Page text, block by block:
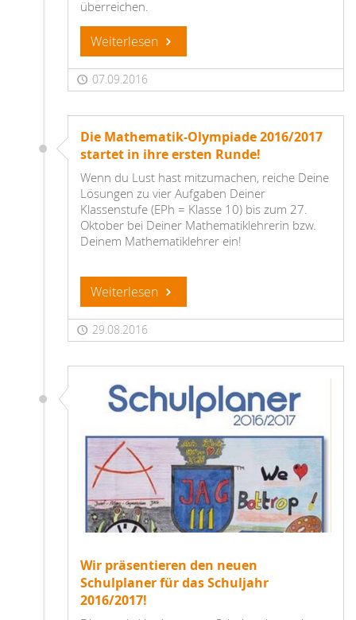
überreichen.
Weiterlesen
07.09.2016
Die Mathematik-Olympiade 2016/2017
startet in ihre ersten Runde!
Wenn du Lust hast mitzumachen, reiche Deine
Lösungen zu vier Aufgaben Deiner
Klassenstufe (EPh = Klasse 10) bis zum 27.
Oktober bei Deiner Mathematiklehrerin bzw.
Deinem Mathematiklehrer ein!
Weiterlesen
29.08.2016
Wir präsentieren den neuen
Schulplaner für das Schuljahr
2016/2017!